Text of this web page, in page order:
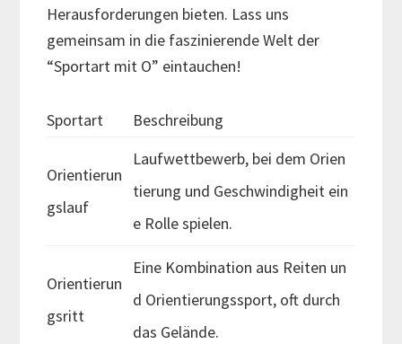
Herausforderungen bieten. Lass uns
gemeinsam in die faszinierende Welt der
“Sportart mit O” eintauchen!
Sportart Beschreibung
Orientierun
gslauf
Laufwettbewerb, bei dem Orien
tierung und Geschwindigheit ein
e Rolle spielen.
Orientierun
gsritt
Eine Kombination aus Reiten un
d Orientierungssport, oft durch
das Gelände.